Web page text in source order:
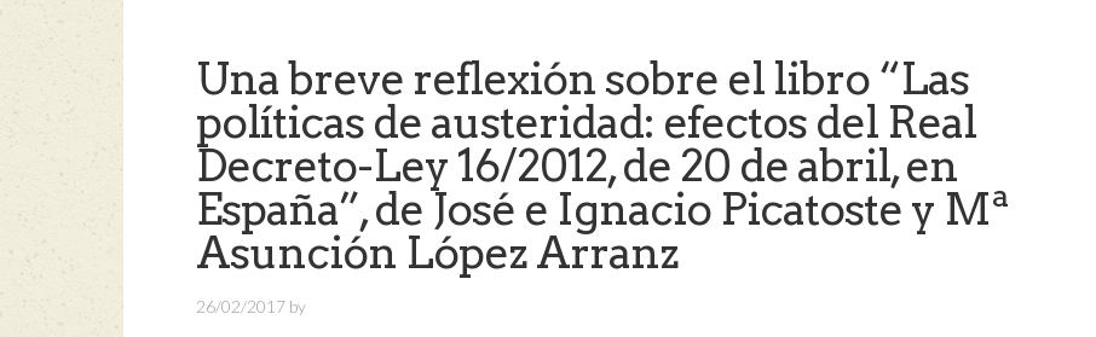
Una breve reflexión sobre el libro “Las
políticas de austeridad: efectos del Real
Decreto-Ley 16/2012, de 20 de abril, en
España”, de José e Ignacio Picatoste y Mª
Asunción López Arranz
26/02/2017 by